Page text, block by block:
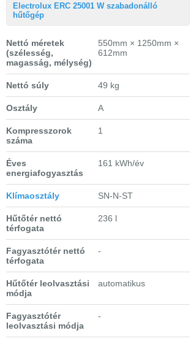
Electrolux ERC 25001 W szabadonálló
hűtőgép
Nettó méretek
(szélesség,
magasság, mélység)
550mm × 1250mm ×
612mm
Nettó súly 49 kg
Osztály A
Kompresszorok
száma
1
Éves
energiafogyasztás
161 kWh/év
Klímaosztály SN-N-ST
Hűtőtér nettó
térfogata
236 l
Fagyasztótér nettó
térfogata
-
Hűtőtér leolvasztási
módja
automatikus
Fagyasztótér
leolvasztási módja
-